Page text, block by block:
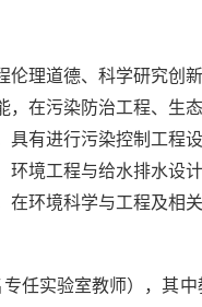
伦理道德、科学研究创
，在污染防治工程、生
具有进行污染控制工程
环境工程与给水排水设
环境科学与工程及相
任实验室教师），其